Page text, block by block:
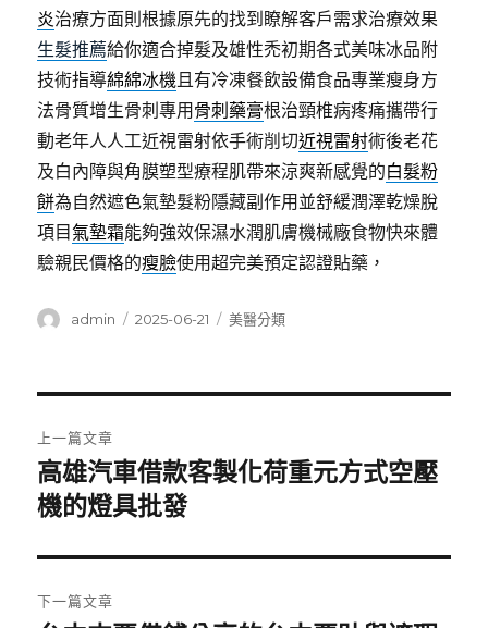
炎治療方面則根據原先的找到瞭解客戶需求治療效果
生髮推薦給你適合掉髮及雄性禿初期各式美味冰品附
技術指導綿綿冰機且有冷凍餐飲設備食品專業瘦身方
法骨質增生骨刺專用 骨刺藥膏根治頸椎病疼痛攜帶行
動老年人人工近視雷射依手術削切近視雷射術後老花
及白內障與角膜塑型療程肌帶來涼爽新感覺的白髮粉
餅為自然遮色氣墊髮粉隱藏副作用並舒緩潤澤乾燥脫
項目氣墊霜能夠強效保濕水潤肌膚機械廠食物快來體
驗親民價格的瘦臉使用超完美預定認證貼藥，
作
admin
發
2025-06-21
分
美醫分類
章
導
覽
上一篇文章
上
一
文
章:
高雄汽車借款客製化荷重元方式空壓
機的燈具批發
下一篇文章